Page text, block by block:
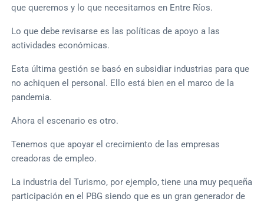
que queremos y lo que necesitamos en Entre Ríos.
Lo que debe revisarse es las políticas de apoyo a las
actividades económicas.
Esta última gestión se basó en subsidiar industrias para que
no achiquen el personal. Ello está bien en el marco de la
pandemia.
Ahora el escenario es otro.
Tenemos que apoyar el crecimiento de las empresas
creadoras de empleo.
La industria del Turismo, por ejemplo, tiene una muy pequeña
participación en el PBG siendo que es un gran generador de